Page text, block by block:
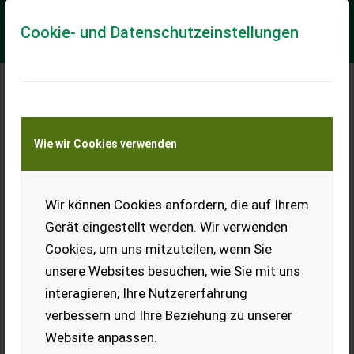
Cookie- und Datenschutzeinstellungen
Wie wir Cookies verwenden
Wir können Cookies anfordern, die auf Ihrem
Gerät eingestellt werden. Wir verwenden
Cookies, um uns mitzuteilen, wenn Sie
unsere Websites besuchen, wie Sie mit uns
interagieren, Ihre Nutzererfahrung
verbessern und Ihre Beziehung zu unserer
Website anpassen.
Meine Transportkostenanfrage
Transport von Land- und Baumaschinen –
KEINE Tiertransporte
Elektrogabelstapler
Hyster
Verkaufe meinen
Dreiradstapler, inkl.
Ladegerät. Stapler dem Alter
entsprechend guten
Zustand, 2018 Batterie neu.
Details zum Stapler in den